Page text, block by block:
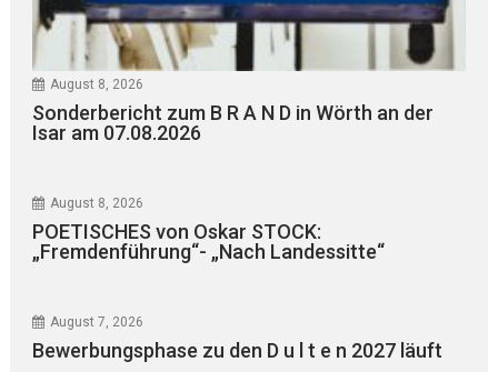
August 8, 2026
Sonderbericht zum B R A N D in Wörth an der
Isar am 07.08.2026
August 8, 2026
POETISCHES von Oskar STOCK:
„Fremdenführung“- „Nach Landessitte“
August 7, 2026
Bewerbungsphase zu den D u l t e n 2027 läuft